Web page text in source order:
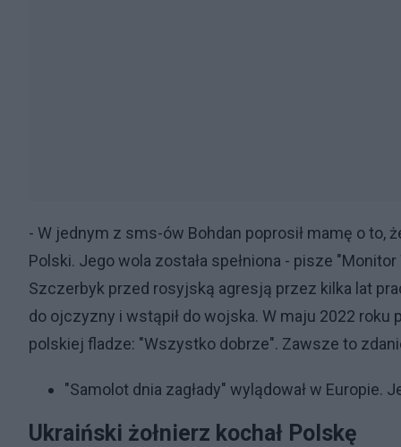
- W jednym z sms-ów Bohdan poprosił mamę o to,
Polski. Jego wola została spełniona - pisze
Szczerbyk przed rosyjską agresją przez kilka lat
do ojczyzny i wstąpił do wojska. W maju 2022 roku
polskiej fladze: "Wszystko dobrze". Zawsze to
"Samolot dnia zagłady" wylądował w Europie.
Ukraiński żołnierz kochał Polskę